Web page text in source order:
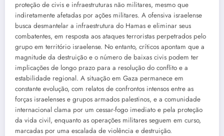
proteção de civis e infraestruturas não militares, mesmo que
indiretamente afetadas por ações militares. A ofensiva israelense
busca desmantelar a infraestrutura do Hamas e eliminar seus
combatentes, em resposta aos ataques terroristas perpetrados pelo
grupo em território israelense. No entanto, críticos apontam que a
magnitude da destruição e o número de baixas civis podem ter
implicações de longo prazo para a resolução do conflito e a
estabilidade regional. A situação em Gaza permanece em
constante evolução, com relatos de confrontos intensos entre as
forças israelenses e grupos armados palestinos, e a comunidade
internacional clama por um cessar-fogo imediato e pela proteção
da vida civil, enquanto as operações militares seguem em curso,
marcadas por uma escalada de violência e destruição.